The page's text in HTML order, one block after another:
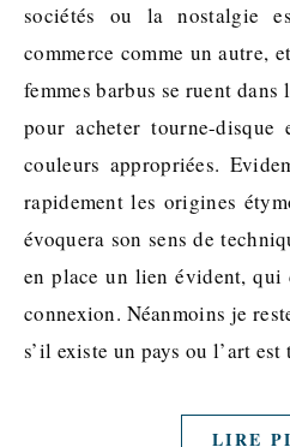
sociétés ou la nostalgie
commerce comme un autre,
femmes barbus se ruent
pour acheter tourne-
couleurs appropriées.
rapidement les origines
évoquera son sens de
en place un lien évident,
connexion. Néanmoins je
s’il existe un pays ou l’art
LIRE